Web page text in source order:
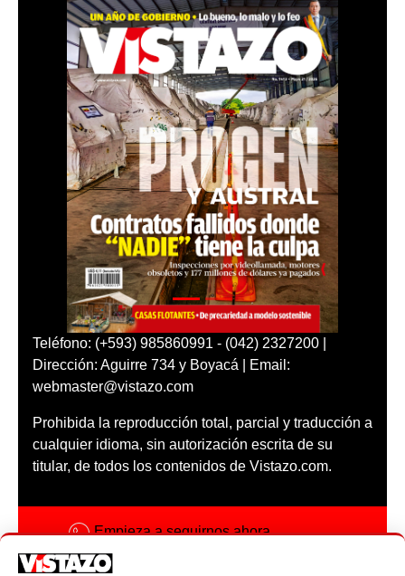
Teléfono: (+593) 985860991 - (042) 2327200 |
Dirección: Aguirre 734 y Boyacá | Email:
webmaster@vistazo.com
Prohibida la reproducción total, parcial y traducción a
cualquier idioma, sin autorización escrita de su
titular, de todos los contenidos de Vistazo.com.
Empieza a seguirnos ahora